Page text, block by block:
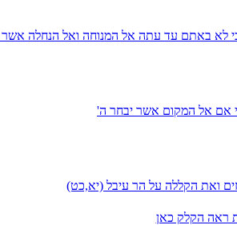
לא באתם עד עתה אל המנוחה ואל הנחלה
אם אל המקום אשר יבחר ה'
ואת הקללה על הר עיבל (יא,כט)
ראה הקלק כאן